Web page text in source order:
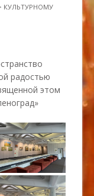
КУЛЬТУРНОМУ
радостью
этом